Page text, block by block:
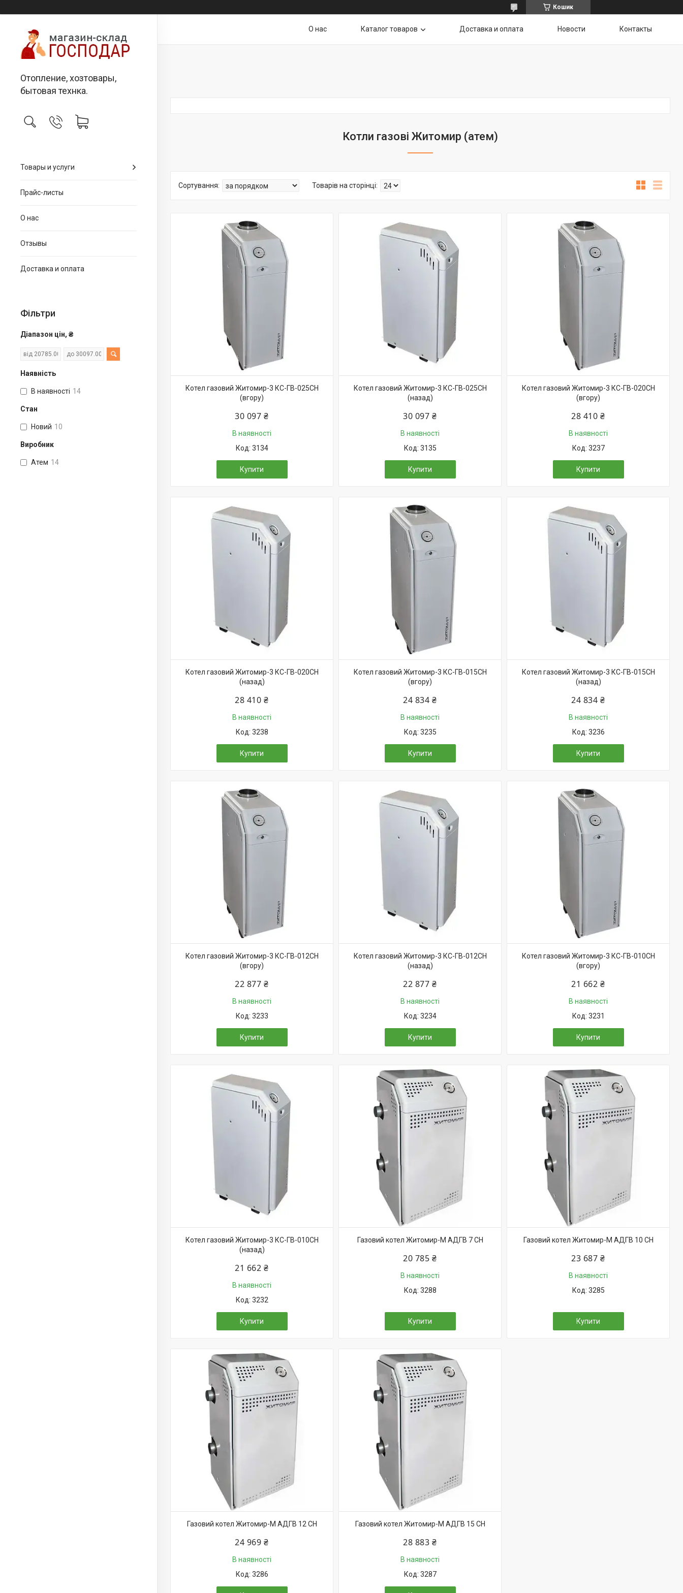
Кошик
Отопление, хозтовары,
бытовая технка.
Товары и услуги
Прайс-листы
О нас
Отзывы
Доставка и оплата
Фільтри
Діапазон цін, ₴
Наявність
В наявності 14
Стан
Новий 10
Виробник
Атем 14
О нас Каталог товаров Доставка и оплата Новости Контакты
Котли газові Житомир (атем)
Котел газовий Житомир-3 КС-ГВ-025СН
(вгору)
30 097 ₴
В наявності
3134
Купити
Котел газовий Житомир-3 КС-ГВ-025СН
(назад)
30 097 ₴
В наявності
3135
Купити
Котел газовий Житомир-3 КС-ГВ-020СН
(вгору)
28 410 ₴
В наявності
3237
Купити
Котел газовий Житомир-3 КС-ГВ-020СН
(назад)
28 410 ₴
В наявності
3238
Купити
Котел газовий Житомир-3 КС-ГВ-015СН
(вгору)
24 834 ₴
В наявності
3235
Купити
Котел газовий Житомир-3 КС-ГВ-015СН
(назад)
24 834 ₴
В наявності
3236
Купити
Котел газовий Житомир-3 КС-ГВ-012СН
(вгору)
22 877 ₴
В наявності
3233
Купити
Котел газовий Житомир-3 КС-ГВ-012СН
(назад)
22 877 ₴
В наявності
3234
Купити
Котел газовий Житомир-3 КС-ГВ-010СН
(вгору)
21 662 ₴
В наявності
3231
Купити
Котел газовий Житомир-3 КС-ГВ-010СН
(назад)
21 662 ₴
В наявності
3232
Купити
Газовий котел Житомир-М АДГВ 7 СН
20 785 ₴
В наявності
3288
Купити
Газовий котел Житомир-М АДГВ 10 СН
23 687 ₴
В наявності
3285
Купити
Газовий котел Житомир-М АДГВ 12 СН
24 969 ₴
В наявності
3286
Газовий котел Житомир-М АДГВ 15 СН
28 883 ₴
В наявності
3287